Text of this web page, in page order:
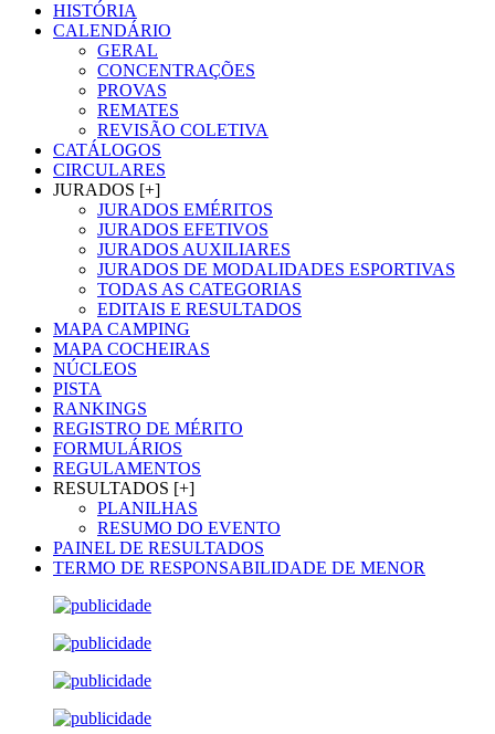
HISTÓRIA
CALENDÁRIO
GERAL
CONCENTRAÇÕES
PROVAS
REMATES
REVISÃO COLETIVA
CATÁLOGOS
CIRCULARES
JURADOS [+]
JURADOS EMÉRITOS
JURADOS EFETIVOS
JURADOS AUXILIARES
JURADOS DE MODALIDADES ESPORTIVAS
TODAS AS CATEGORIAS
EDITAIS E RESULTADOS
MAPA CAMPING
MAPA COCHEIRAS
NÚCLEOS
PISTA
RANKINGS
REGISTRO DE MÉRITO
FORMULÁRIOS
REGULAMENTOS
RESULTADOS [+]
PLANILHAS
RESUMO DO EVENTO
PAINEL DE RESULTADOS
TERMO DE RESPONSABILIDADE DE MENOR